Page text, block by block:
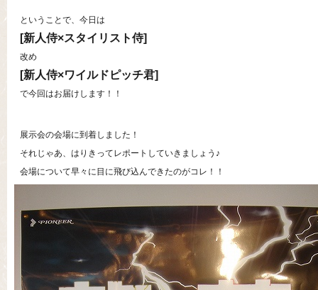
ということで、今日は
[新人侍×スタイリスト侍]
改め
[新人侍×ワイルドピッチ君]
で今回はお届けします！！
展示会の会場に到着しました！
それじゃあ、はりきってレポートしていきましょう♪
会場について早々に目に飛び込んできたのがコレ！！